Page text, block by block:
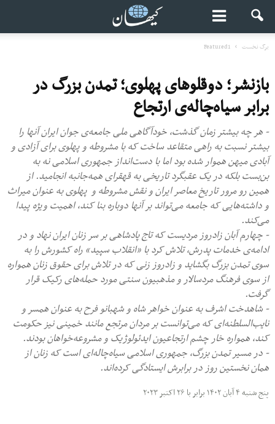
برگ نخست Featured1
بازنشر؛ دوقلوهای پهلوی؛ تمدن بزرگ در
برابر سیاه‌چاله‌ی ارتجاع
- هر چه بیشتر زمان گذشت، خودآگاهی ملی جامعه‌ی جوان ایران آنها را
بیشتر نسبت به راهی متقاعد ساخت که با مشروطه و پهلوی برای آزادی و
آبادی میهن هموار شده بود اما با دست‌انداز جمهوری اسلامی نه به
بن‌بست بلکه در یک عقبگرد تاریخی به قهقرای همه‌جانبه انجامید. از
همین رو مرور تاریخ معاصر ایران و نقش مشروطه و پهلوی به عنوان میراث
و داشته‌هایی که جامعه می‌تواند بر آنها دوباره بنا کند، اهمیت ویژه پیدا
می‌کند.
- چهارم آبان زادروز مردیست که تاج پادشاهی بر سر زنان ایران نهاد و در
ادامه‌ی خدمات پدرش، تلاش کرد با «انقلاب سپید» راه کشورش را به
سوی تمدن بزرگ بگشاید و زادروز زنی که در تلاش برای حقوق زنان همواره
از سوی فرهنگ مردسالار و مذهبیون سنتی مورد حمله‌های رکیک قرار
گرفت.
- شاهدخت اشرف به عنوان خواهر شاه و شهبانو فرح به عنوان همسر و
نایب‌السلطنه‌ای که می‌توانست بر مردان مرتجع مانند خمینی نیز حکومت
کند، همواره خار چشم ارتجاعیون ایدئولوژیک و مشروعه‌خواهان بودند.
- در مسیر تمدن بزرگ، جمهوری اسلامی سیاه‌چاله‌‌ای است که زنان از
همان نخستین روز در برابرش ایستادگی کرده‌اند.
پنج شنبه ۴ آبان ۱۴۰۲ برابر با ۲۶ اکتبر ۲۰۲۳